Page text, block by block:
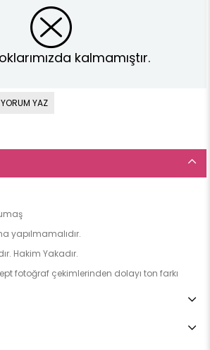
kalmamıştır.
YORUM YAZ
yapılmamalıdır.
Hakim Yakadır.
fotoğraf çekimlerinden dolayı ton farkı